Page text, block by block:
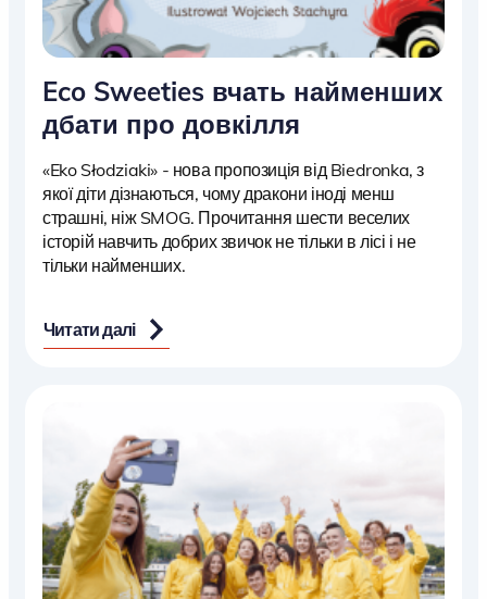
Eco Sweeties вчать найменших
дбати про довкілля
«Eko Słodziaki» - нова пропозиція від Biedronka, з
якої діти дізнаються, чому дракони іноді менш
страшні, ніж SMOG. Прочитання шести веселих
історій навчить добрих звичок не тільки в лісі і не
тільки найменших.
Читати далі